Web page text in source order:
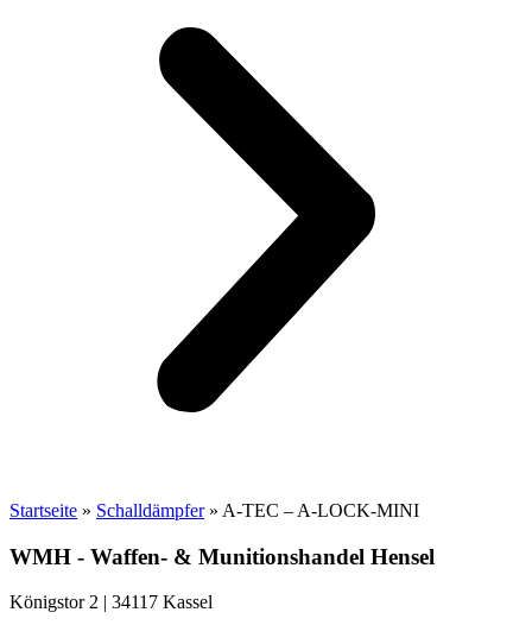
Startseite » Schalldämpfer» A-TEC – A-LOCK-MINI
WMH - Waffen- & Munitionshandel Hensel
Königstor 2 | 34117 Kassel